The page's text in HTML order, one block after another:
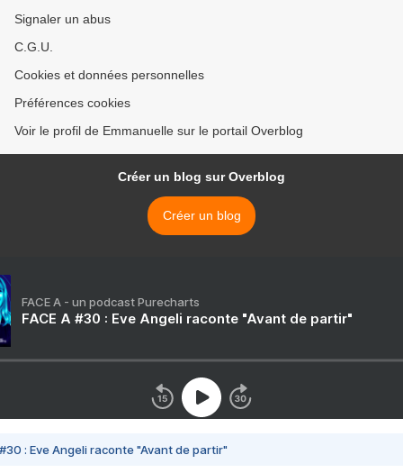
Signaler un abus
C.G.U.
Cookies et données personnelles
Préférences cookies
Voir le profil de Emmanuelle sur le portail Overblog
Créer un blog sur Overblog
Créer un blog
FACE A - un podcast Purecharts
FACE A #30 : Eve Angeli raconte "Avant de partir"
#30 : Eve Angeli raconte "Avant de partir"